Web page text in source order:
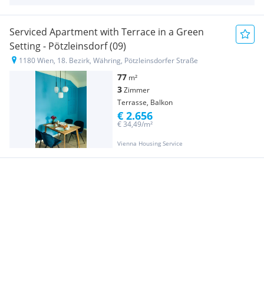
Serviced Apartment with Terrace in a Green
Setting - Pötzleinsdorf (09)
1180 Wien, 18. Bezirk, Währing, Pötzleinsdorfer Straße
77 m²
3Zimmer
Terrasse, Balkon
Vienna Housing Service
€ 34,49/m²
€ 2.656